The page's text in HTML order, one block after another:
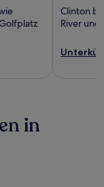
Clinton
River
in